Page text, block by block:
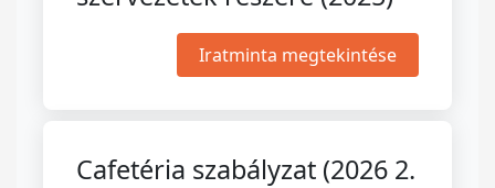
Iratminta megtekintése
Cafetéria szabályzat (2026 2.